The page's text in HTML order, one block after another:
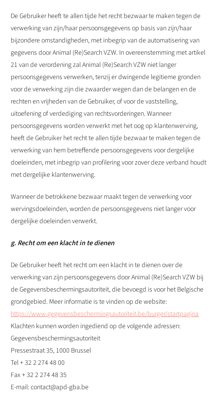
De Gebruiker heeft te allen tijde het recht bezwaar te maken tegen de
verwerking van zijn/haar persoonsgegevens op basis van zijn/haar
bijzondere omstandigheden, met inbegrip van de automatisering van
gegevens door Animal (Re)Search VZW. In overeenstemming met artikel
21 van de verordening zal Animal (Re)Search VZW niet langer
persoonsgegevens verwerken, tenzij er dwingende legitieme gronden
voor de verwerking zijn die zwaarder wegen dan de belangen en de
rechten en vrijheden van de Gebruiker, of voor de vaststelling,
uitoefening of verdediging van rechtsvorderingen. Wanneer
persoonsgegevens worden verwerkt met het oog op klantenwerving,
heeft de Gebruiker het recht te allen tijde bezwaar te maken tegen de
verwerking van hem betreffende persoonsgegevens voor dergelijke
doeleinden, met inbegrip van profilering voor zover deze verband houdt
met dergelijke klantenwerving.
Wanneer de betrokkene bezwaar maakt tegen de verwerking voor
wervingsdoeleinden, worden de persoonsgegevens niet langer voor
dergelijke doeleinden verwerkt.
g. Recht om een klacht in te dienen
De Gebruiker heeft het recht om een klacht in te dienen over de
verwerking van zijn persoonsgegevens door Animal (Re)Search VZW bij
de Gegevensbeschermingsautoriteit, die bevoegd is voor het Belgische
grondgebied. Meer informatie is te vinden op de website:
https://www.gegevensbeschermingsautoriteit.be/burger/startpagina
Klachten kunnen worden ingediend op de volgende adressen:
Gegevensbeschermingsautoriteit
Pressestraat 35, 1000 Brussel
Tel + 32 2 274 48 00
Fax + 32 2 274 48 35
E-mail: contact@apd-gba.be